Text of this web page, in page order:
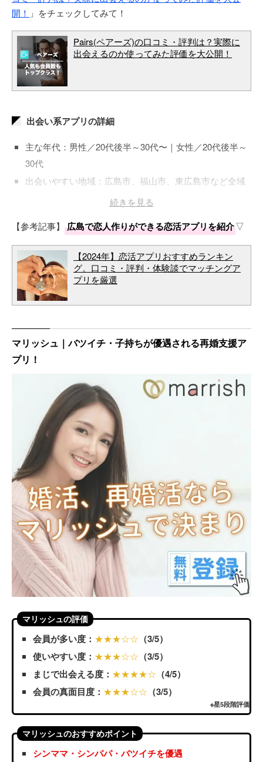
開！ 」をチェックしてみて！
Pairs(ペアーズ)の口コミ・評判は？実際に
出会えるのか使ってみた評価を大公開！
出会い系アプリの詳細
主な年代：男性／20代後半～30代〜｜女性／20代後半～
30代
出会いやすい地域：広島市、福山市、東広島市など全域
会員登録数：1500万人続きを見る
【参考記事】
広島で恋人作りができる恋活アプリを紹介▽
【2024年】恋活アプリおすすめランキン
グ。口コミ・評判・体験談でマッチングア
プリを厳選
マリッシュ｜バツイチ・子持ちが優遇される再婚支援ア
プリ！
マリッシュの評価
会員が多い度： ★★★☆☆ （3/5）
使いやすい度： ★★★☆☆ （3/5）
まじで出会える度： ★★★★☆ （4/5）
会員の真面目度： ★★★☆☆ （3/5）
※星5段階評価
マリッシュのおすすめポイント
シンママ・シンパパ・バツイチを優遇